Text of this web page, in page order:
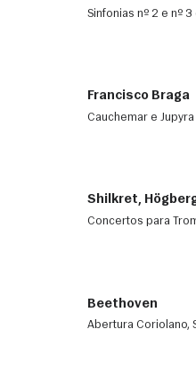
Sinfonias nº 2 e nº
Francisco Braga
Cauchemar e Jupyra
Shilkret,
Concertos para
Beethoven
Abertura Coriolano,